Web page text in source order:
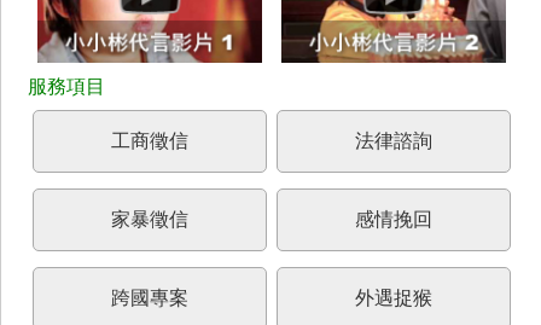
工商徵信 法律諮詢
家暴徵信 感情挽回
跨國專案 外遇捉猴